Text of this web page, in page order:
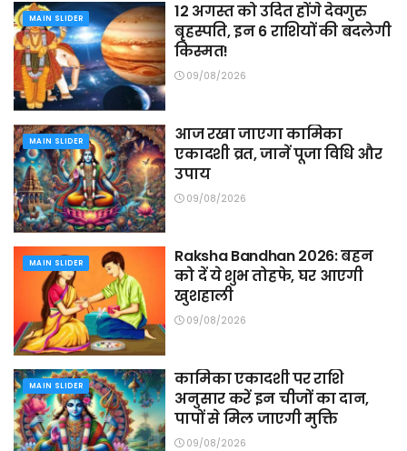
MAIN SLIDER
12 अगस्त को उदित होंगे देवगुरु
बृहस्पति, इन 6 राशियों की बदलेगी
किस्मत!
09/08/2026
MAIN SLIDER
आज रखा जाएगा कामिका
एकादशी व्रत, जानें पूजा विधि और
उपाय
09/08/2026
MAIN SLIDER
Raksha Bandhan 2026: बहन
को दें ये शुभ तोहफे, घर आएगी
खुशहाली
09/08/2026
MAIN SLIDER
कामिका एकादशी पर राशि
अनुसार करें इन चीजों का दान,
पापों से मिल जाएगी मुक्ति
09/08/2026